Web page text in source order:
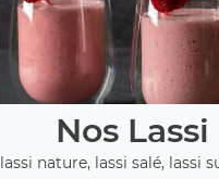
Nos Lassi
lassi nature, lassi salé, lassi